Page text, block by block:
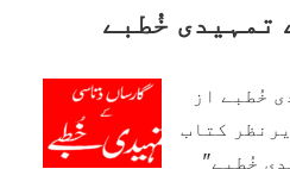
تمہیدی خُطبے
خُطبے از
کتاب
خُطبے"